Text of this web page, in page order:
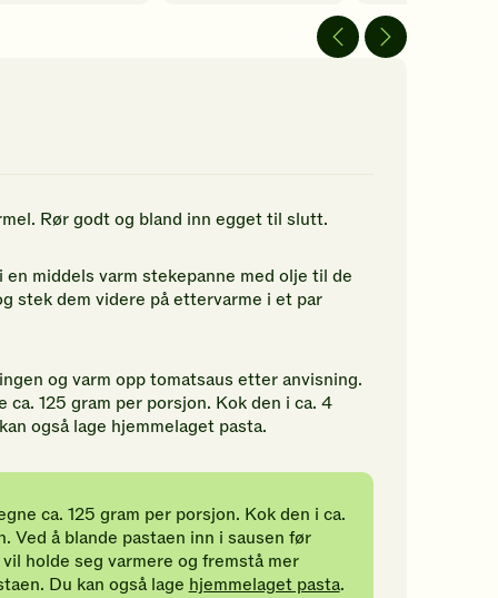
5
stjerner.
Rør godt og bland inn egget til slutt.
middels varm stekepanne med olje til de
stek dem videre på ettervarme i et par
og varm opp tomatsaus etter anvisning.
125 gram per porsjon. Kok den i ca. 4
også lage hjemmelaget pasta.
ca. 125 gram per porsjon. Kok den i ca.
å blande pastaen inn i sausen før
holde seg varmere og fremstå mer
Du kan også lage hjemmelaget pasta.